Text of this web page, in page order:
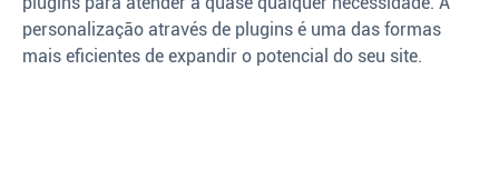
personalização através de plugins é uma das formas
mais eficientes de expandir o potencial do seu site.